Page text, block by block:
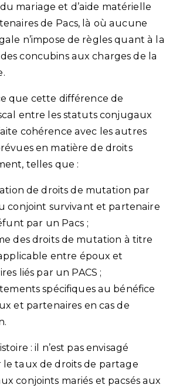
mariage et d’aide matérielle
de Pacs, là où aucune
n’impose de règles quant à la
concubins aux charges de la
que cette différence de
entre les statuts conjugaux
cohérence avec les autres
en matière de droits
telles que :
de droits de mutation par
conjoint survivant et partenaire
par un Pacs ;
des droits de mutation à titre
entre époux et
liés par un PACS ;
spécifiques au bénéfice
et partenaires en cas de
: il n’est pas envisagé
le taux de droits de partage
conjoints mariés et pacsés aux